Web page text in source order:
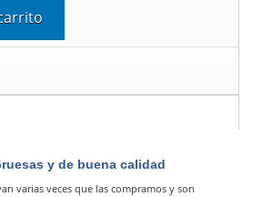
y de buena calidad
varias veces que las compramos y son